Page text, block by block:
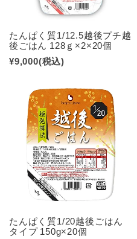
たんぱく質1/12.5越後プチ越
後ごはん 128ｇ×2×20個
¥9,000(税込)
たんぱく質1/20越後ごはん
タイプ 150g×20個